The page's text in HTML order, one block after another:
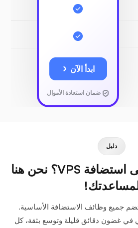
ابدأ الآن
ضمان استعادة الأموال
دليل
لست مطلعًا على استضافة VPS؟ نحن هنا
جميع وظائف الاستضافة الأساسية.
في غضون دقائق قليلة وتوسع بثقة، كل